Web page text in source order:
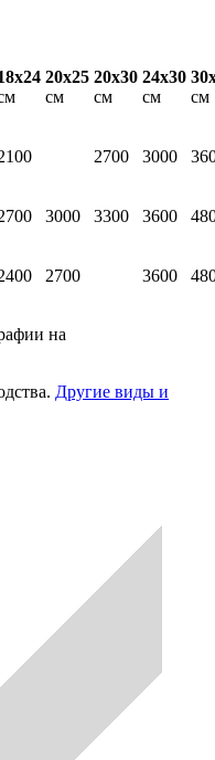
20х25
см
20х30
см
24х30
см
см
2700 3000
3000 3300 3600
2700 3600
на
Другие виды и